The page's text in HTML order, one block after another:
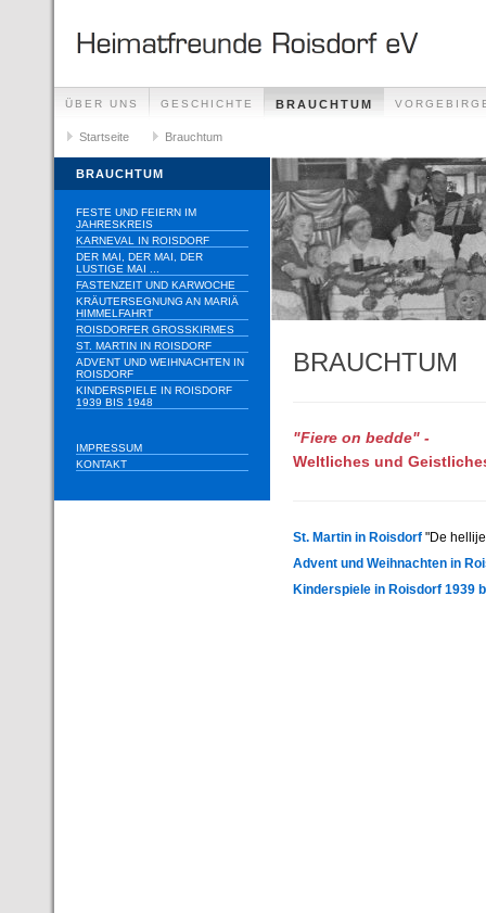
ÜBER UNS GESCHICHTE BRAUCHTUM
Startseite Brauchtum
BRAUCHTUM
FESTE UND FEIERN IM
JAHRESKREIS
KARNEVAL IN ROISDORF
DER MAI, DER MAI, DER
LUSTIGE MAI ...
FASTENZEIT UND KARWOCHE
KRÄUTERSEGNUNG AN MARIÄ
HIMMELFAHRT
ROISDORFER GROSSKIRMES
ST. MARTIN IN ROISDORF
ADVENT UND WEIHNACHTEN IN
ROISDORF
KINDERSPIELE IN ROISDORF
1939 BIS 1948
IMPRESSUM
KONTAKT
BRAUCHTUM
"Fiere on bedde" -
Weltliches und
St. Martin in Roisdorf "De
Advent und Weihnachten in
Kinderspiele in Roisdorf 1939